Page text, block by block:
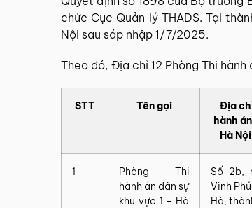
chức Cục Quản lý THADS. Tại
Nội sau sáp nhập 1/7/2025.
Theo đó, Địa chỉ 12 Phòng Thi
STT Tên gọi
Địa
hành
Hà
1
Phòng Thi
hành án dân sự
khu vực 1 – Hà
Số 2b,
Vĩnh
Hà,